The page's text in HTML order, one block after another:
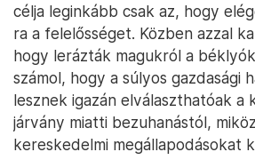
célja leginkább csak az, hogy
ra a felelősséget. Közben azzal
hogy lerázták magukról a
számol, hogy a súlyos gazdasági
lesznek igazán elválaszthatóak a
járvány miatti bezuhanástól,
kereskedelmi megállapodásokat